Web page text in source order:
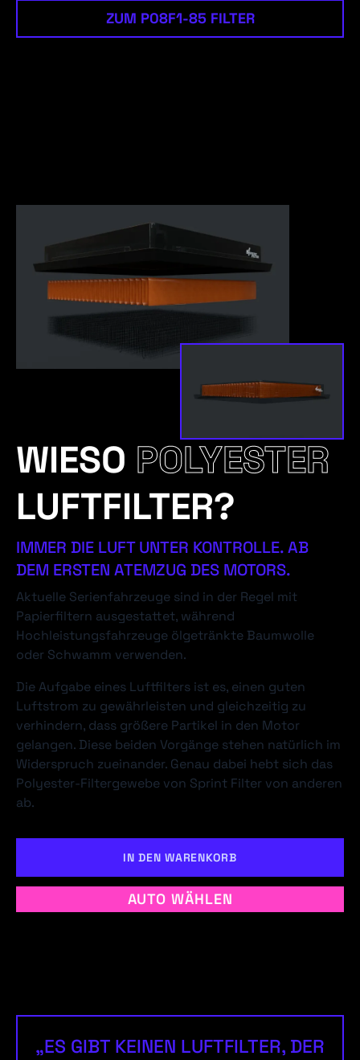
ZUM P08F1-85 FILTER
WIESO POLYESTER
LUFTFILTER?
IMMER DIE LUFT UNTER KONTROLLE. AB
DEM ERSTEN ATEMZUG DES MOTORS.
Aktuelle Serienfahrzeuge sind in der Regel mit
Papierfiltern ausgestattet, während
Hochleistungsfahrzeuge ölgetränkte Baumwolle
oder Schwamm verwenden.
Die Aufgabe eines Luftfilters ist es, einen guten
Luftstrom zu gewährleisten und gleichzeitig zu
verhindern, dass größere Partikel in den Motor
gelangen. Diese beiden Vorgänge stehen natürlich im
Widerspruch zueinander. Genau dabei hebt sich das
Polyester-Filtergewebe von Sprint Filter von anderen
ab.
IN DEN WARENKORB
AUTO WÄHLEN
„ES GIBT KEINEN LUFTFILTER, DER